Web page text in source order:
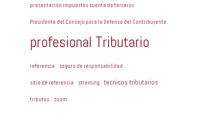
presentación impuestos cuenta de terceros
Presidente del Consejo para la Defensa del Contribuyente
profesional Tributario
referencia seguro de responsabilidad
sitio de referencia streming tecnicos tributarios
tributos zoom